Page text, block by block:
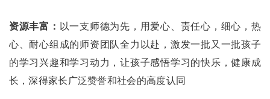
资源丰富： 以一支师德为先，用爱心、责任心，细心，热
心、耐心组成的师资团队全力以赴，激发一批又一批孩子
的学习兴趣和学习动力，让孩子感悟学习的快乐，健康成
长，深得家长广泛赞誉和社会的高度认同